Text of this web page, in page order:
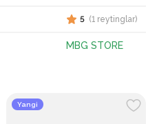
5 (1 reytinglar)
MBG STORE
Yangi